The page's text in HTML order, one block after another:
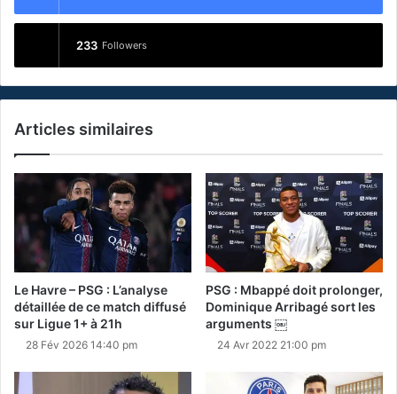
233 Followers
Articles similaires
Le Havre – PSG : L’analyse
détaillée de ce match diffusé
sur Ligue 1+ à 21h
28 Fév 2026 14:40 pm
PSG : Mbappé doit prolonger,
Dominique Arribagé sort les
arguments ￼
24 Avr 2022 21:00 pm